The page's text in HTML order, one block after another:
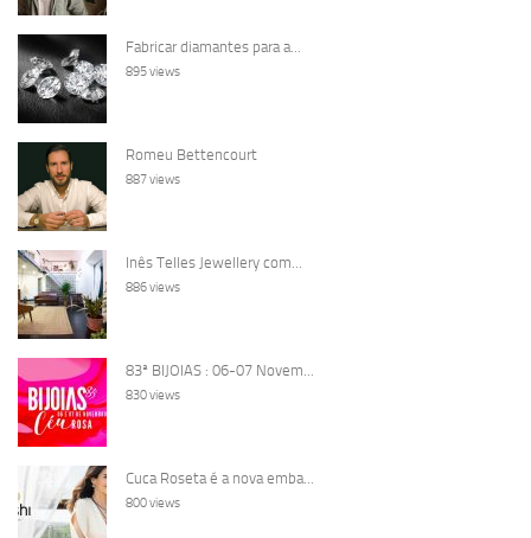
Fabricar diamantes para a...
895 views
Romeu Bettencourt
887 views
Inês Telles Jewellery com...
886 views
83ª BIJOIAS : 06-07 Novem...
830 views
Cuca Roseta é a nova emba...
800 views